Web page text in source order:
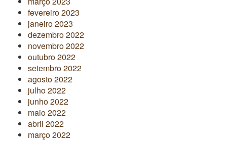
fevereiro 2023
janeiro 2023
dezembro 2022
novembro 2022
outubro 2022
setembro 2022
agosto 2022
julho 2022
junho 2022
maio 2022
abril 2022
março 2022